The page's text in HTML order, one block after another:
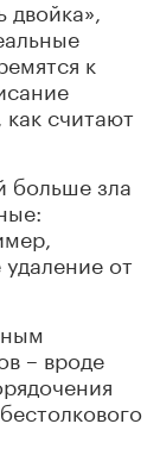
к
как считают
больше зла
от
– вроде